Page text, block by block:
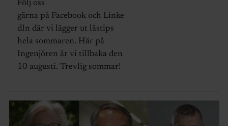
Följ oss
gärna på Facebook och Linke
dIn där vi lägger ut lästips
hela sommaren. Här på
Ingenjören är vi tillbaka den
10 augusti. Trevlig sommar!